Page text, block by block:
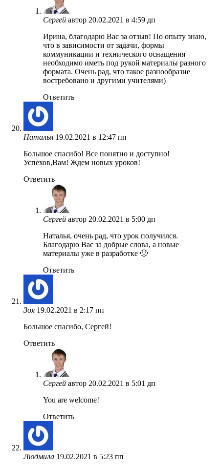
Сергей автор 20.02.2021 в 4:59 дп
Ирина, благодарю Вас за отзыв! По опыту знаю,
что в зависимости от задачи, формы
коммуникации и технического оснащения
необходимо иметь под рукой материалы разного
формата. Очень рад, что такое разнообразие
востребовано и другими учителями)
Ответить
Наталья 19.02.2021 в 12:47 пп
Большое спасибо! Все понятно и доступно!
Успехов,Вам! Ждем новых уроков!
Ответить
Сергей автор 20.02.2021 в 5:00 дп
Наталья, очень рад, что урок получился.
Благодарю Вас за добрые слова, а новые
материалы уже в разработке 🙂
Ответить
Зоя 19.02.2021 в 2:17 пп
Большое спасибо, Сергей!
Ответить
Сергей автор 20.02.2021 в 5:01 дп
You are welcome!
Ответить
Людмила 19.02.2021 в 5:23 пп